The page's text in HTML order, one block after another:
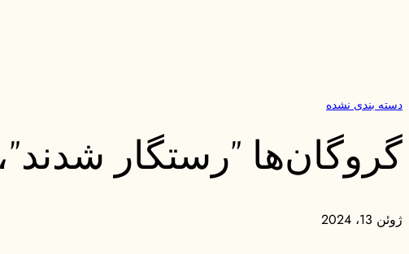
دسته بندی نشده
گروگان‌ها "رستگار
ژوئن 13، 2024